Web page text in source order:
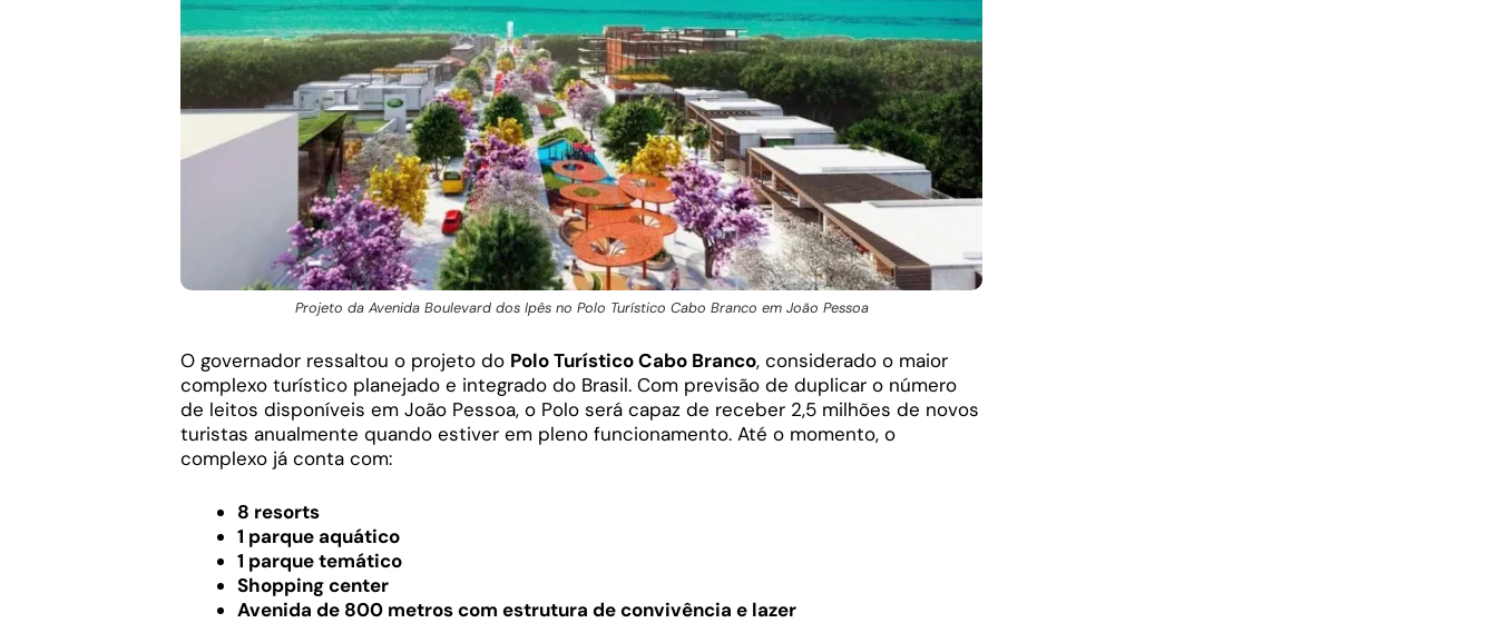
Projeto da Avenida Boulevard dos Ipês no Polo Turístico Cabo Branco em João Pessoa
O governador ressaltou o projeto do Polo Turístico Cabo Branco, considerado o maior
complexo turístico planejado e integrado do Brasil. Com previsão de duplicar o número
de leitos disponíveis em João Pessoa, o Polo será capaz de receber 2,5 milhões de novos
turistas anualmente quando estiver em pleno funcionamento. Até o momento, o
complexo já conta com:
8 resorts
1 parque aquático
1 parque temático
Shopping center
Avenida de 800 metros com estrutura de convivência e lazer